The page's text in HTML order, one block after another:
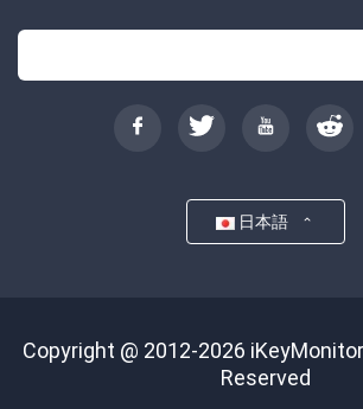
日本語
Copyright @ 2012-2026
Reserved